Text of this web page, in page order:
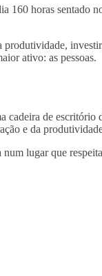
160 horas sentado
produtividade,
ativo: as pessoas.
cadeira de escritório
e da
lugar que